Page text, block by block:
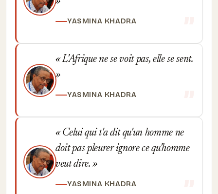
YASMINA KHADRA
L'Afrique ne se voit pas, elle se sent.
YASMINA KHADRA
Celui qui t'a dit qu'un homme ne
doit pas pleurer ignore ce qu'homme
veut dire.
YASMINA KHADRA